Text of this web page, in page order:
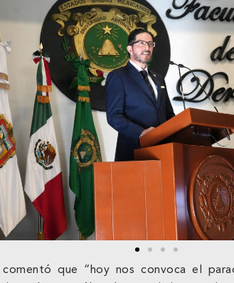
comentó que “hoy nos convoca el